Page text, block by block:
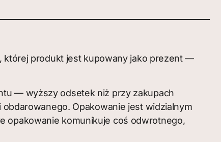
której produkt jest kupowany jako prezent —
— wyższy odsetek niż przy zakupach
Opakowanie jest widzialnym
opakowanie komunikuje coś odwrotnego,